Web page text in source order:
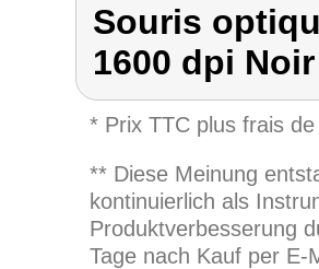
Souris
1600 dpi Noir
* Prix TTC plus frais
** Diese Meinung
kontinuierlich als
Produktverbesserung
Tage nach Kauf per E-